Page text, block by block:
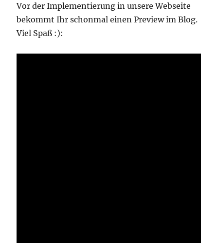
Vor der Implementierung in unsere Webseite
bekommt Ihr schonmal einen Preview im Blog.
Viel Spaß :):